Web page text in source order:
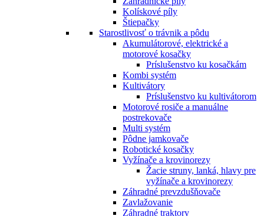
Kolískové píly
Štiepačky
Starostlivosť o trávnik a pôdu
Akumulátorové, elektrické a
motorové kosačky
Príslušenstvo ku kosačkám
Kombi systém
Kultivátory
Príslušenstvo ku kultivátorom
Motorové rosiče a manuálne
postrekovače
Multi systém
Pôdne jamkovače
Robotické kosačky
Vyžínače a krovinorezy
Žacie struny, lanká, hlavy pre
vyžínače a krovinorezy
Záhradné prevzdušňovače
Zavlažovanie
Záhradné traktory